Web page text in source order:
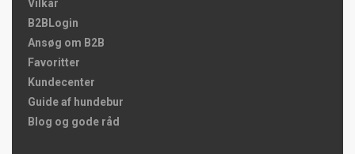
Vilkår
B2BLogin
Ansøg om B2B
Favoritter
Kundecenter
Guide af hundebur
Blog og gode råd